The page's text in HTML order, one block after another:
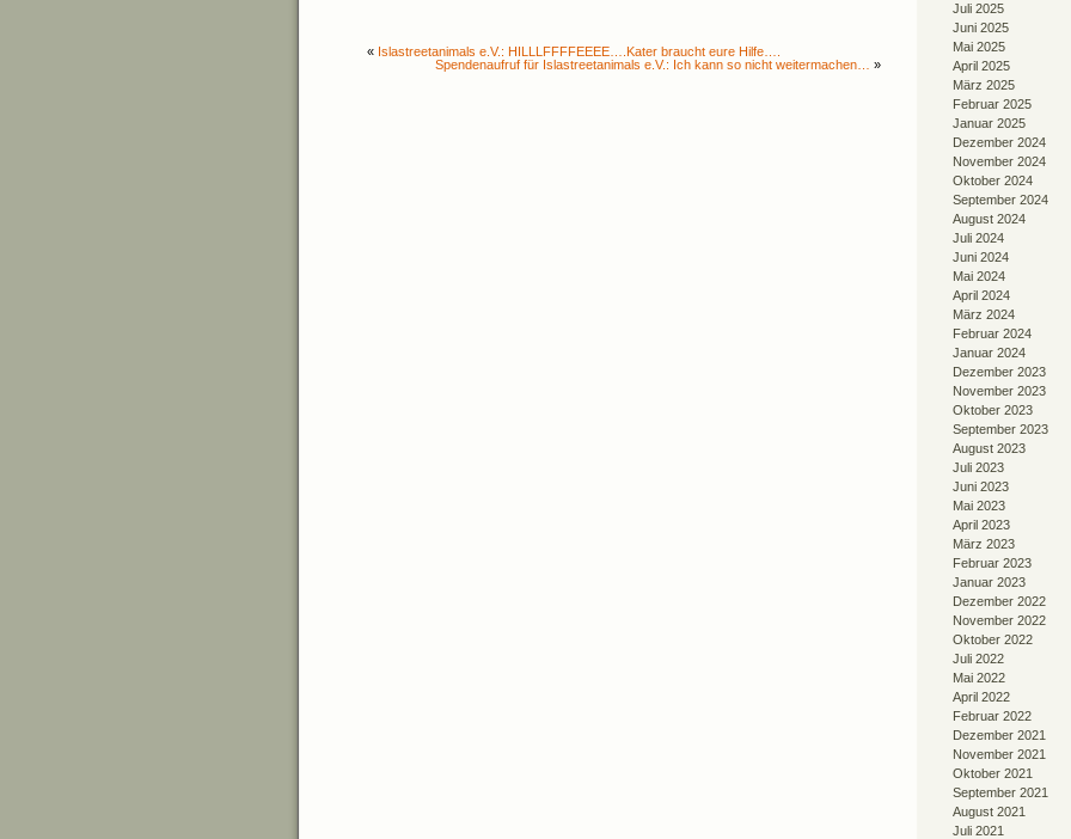
« Islastreetanimals e.V.: HILLLFFFFEEEE….Kater braucht eure Hilfe….
Spendenaufruf für Islastreetanimals e.V.: Ich kann so nicht weitermachen…
»
Juli 2025
Juni 2025
Mai 2025
April 2025
März 2025
Februar 2025
Januar 2025
Dezember 2024
November 2024
Oktober 2024
September 2024
August 2024
Juli 2024
Juni 2024
Mai 2024
April 2024
März 2024
Februar 2024
Januar 2024
Dezember 2023
November 2023
Oktober 2023
September 2023
August 2023
Juli 2023
Juni 2023
Mai 2023
April 2023
März 2023
Februar 2023
Januar 2023
Dezember 2022
November 2022
Oktober 2022
Juli 2022
Mai 2022
April 2022
Februar 2022
Dezember 2021
November 2021
Oktober 2021
September 2021
August 2021
Juli 2021